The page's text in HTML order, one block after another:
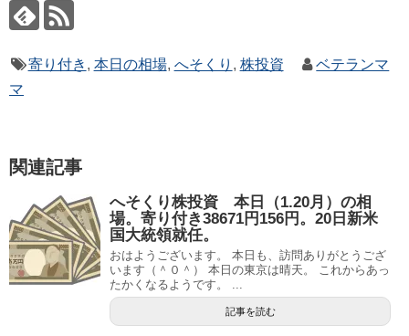
寄り付き , 本日の相場, へそくり , 株投資
ベテランマ
マ
関連記事
へそくり株投資 本日（1.20月）の相
場。寄り付き38671円156円。20日新米
国大統領就任。
おはようございます。 本日も、訪問ありがとうござ
います（＾０＾） 本日の東京は晴天。 これからあっ
たかくなるようです。 ...
記事を読む